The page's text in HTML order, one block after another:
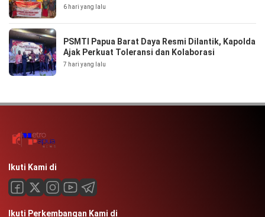
6 hari yang lalu
PSMTI Papua Barat Daya Resmi Dilantik, Kapolda
Ajak Perkuat Toleransi dan Kolaborasi
7 hari yang lalu
Ikuti Kami di
Ikuti Perkembangan Kami di